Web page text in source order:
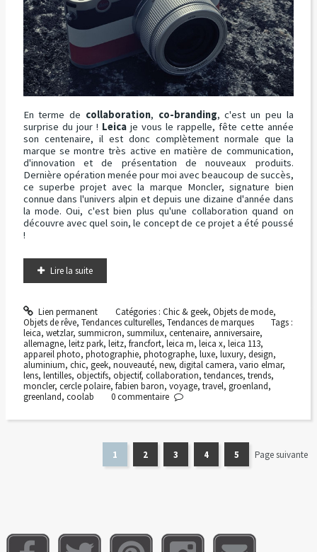
En terme de collaboration, co-branding, c'est un peu la
surprise du jour ! Leicaje vous le rappelle, fête cette année
son centenaire, il est donc complètement normale que la
marque se montre très active en matière de communication,
d'innovation et de présentation de nouveaux produits.
Dernière opération menée pour moi avec beaucoup de succès,
ce superbe projet avec la marque Moncler, signature bien
connue dans l'univers alpin et depuis une dizaine d'année dans
la mode. Oui, c'est bien plus qu'une collaboration quand on
découvre avec quel soin, le concept de ce projet a été poussé
!
Lire la suite
Lien permanent Catégories : Chic & geek, Objets de mode,
Objets de rêve, Tendances culturelles, Tendances de marques
Tags :
leica, wetzlar, summicron, summilux, centenaire, anniversaire,
allemagne, leitz park, leitz, francfort, leica m, leica x, leica 113,
appareil photo, photographie, photographe, luxe, luxury, design,
aluminium, chic, geek, nouveauté, new, digital camera, vario elmar,
lens, lentilles, objectifs, objectif, collaboration, tendances, trends,
moncler, cercle polaire, fabien baron, voyage, travel, groenland,
greenland, coolab 0commentaire
1 2 3 4 5 Page suivante